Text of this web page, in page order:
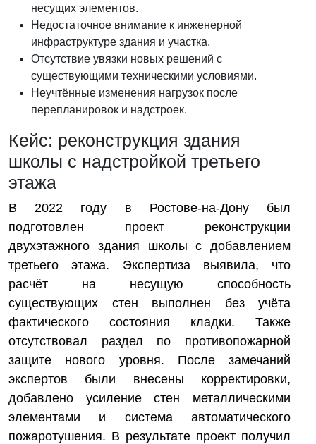
несущих элементов.
Недостаточное внимание к инженерной
инфраструктуре здания и участка.
Отсутствие увязки новых решений с
существующими техническими условиями.
Неучтённые изменения нагрузок после
перепланировок и надстроек.
Кейс: реконструкция здания
школы с надстройкой третьего
этажа
В 2022 году в Ростове-на-Дону был
подготовлен проект реконструкции
двухэтажного здания школы с добавлением
третьего этажа. Экспертиза выявила, что
расчёт на несущую способность
существующих стен выполнен без учёта
фактического состояния кладки. Также
отсутствовал раздел по противопожарной
защите нового уровня. После замечаний
экспертов были внесены корректировки,
добавлено усиление стен металлическими
элементами и система автоматического
пожаротушения. В результате проект получил